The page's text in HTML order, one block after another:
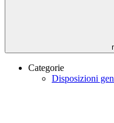
Categorie
Disposizioni